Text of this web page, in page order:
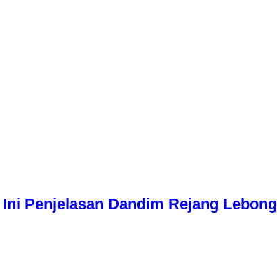
Penjelasan Dandim Rejang Lebong